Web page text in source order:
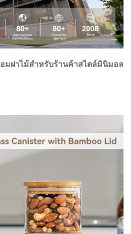
มฝาไม้สำหรับร้านค้าสไตล์มินิมอล